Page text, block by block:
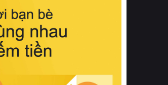
hồi chuẩn xác của phần đệm nâng đỡ
cột sống.
Bên cạnh đó, việc lựa chọn các dòng
sản phẩm đạt chuẩn chất lượng quốc
tế còn giúp ngăn ngừa tình trạng kích
khuẩn và nấm mốc trong điều kiện